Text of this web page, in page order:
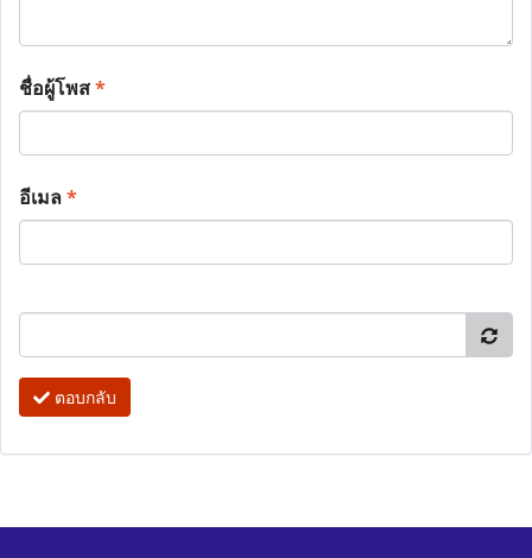
ชื่อผู้โพส*
อีเมล*
ตอบกลับ